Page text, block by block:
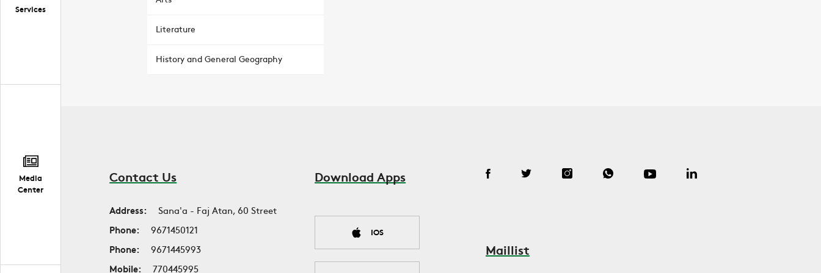
Services
Media
Center
Literature
History and General Geography
Contact Us
Address:
Sana'a - Faj Atan, 60 Street
Phone:
9671450121
Phone:
9671445993
Mobile:
770445995
Download Apps
IOS
Maillist